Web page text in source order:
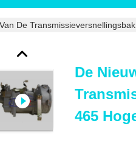
De
De
465